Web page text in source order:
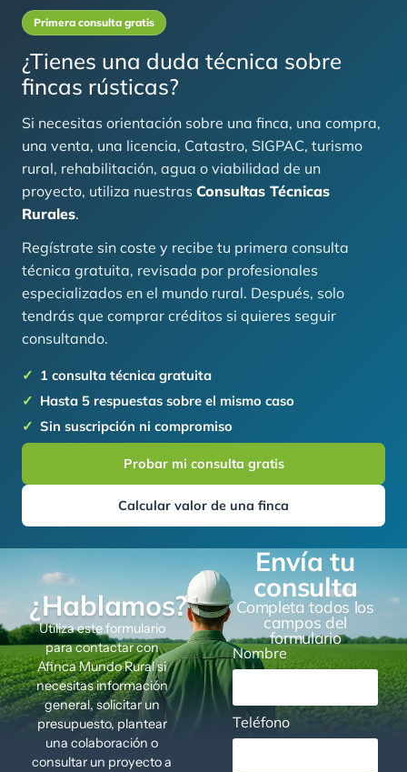
Primera consulta gratis
¿Tienes una duda técnica sobre
fincas rústicas?
Si necesitas orientación sobre una finca, una compra,
una venta, una licencia, Catastro, SIGPAC, turismo
rural, rehabilitación, agua o viabilidad de un
proyecto, utiliza nuestras Consultas Técnicas
Rurales.
Regístrate sin coste y recibe tu primera consulta
técnica gratuita, revisada por profesionales
especializados en el mundo rural. Después, solo
tendrás que comprar créditos si quieres seguir
consultando.
1 consulta técnica gratuita
Hasta 5 respuestas sobre el mismo caso
Sin suscripción ni compromiso
Probar mi consulta gratis
Calcular valor de una finca
¿Hablamos?
Utiliza este formulario
para contactar con
Afinca Mundo Rural si
necesitas información
general, solicitar un
presupuesto, plantear
una colaboración o
consultar un proyecto a
Envía tu
consulta
Completa todos los
campos del
formulario
Nombre
Teléfono